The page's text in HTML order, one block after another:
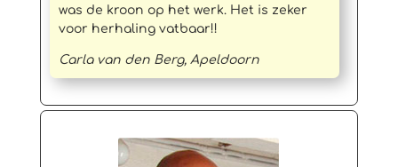
was de kroon op het werk. Het is zeker
voor herhaling vatbaar!!
Carla van den Berg, Apeldoorn